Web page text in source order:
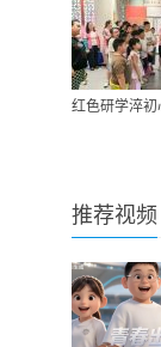
红色研学淬初
推荐视频